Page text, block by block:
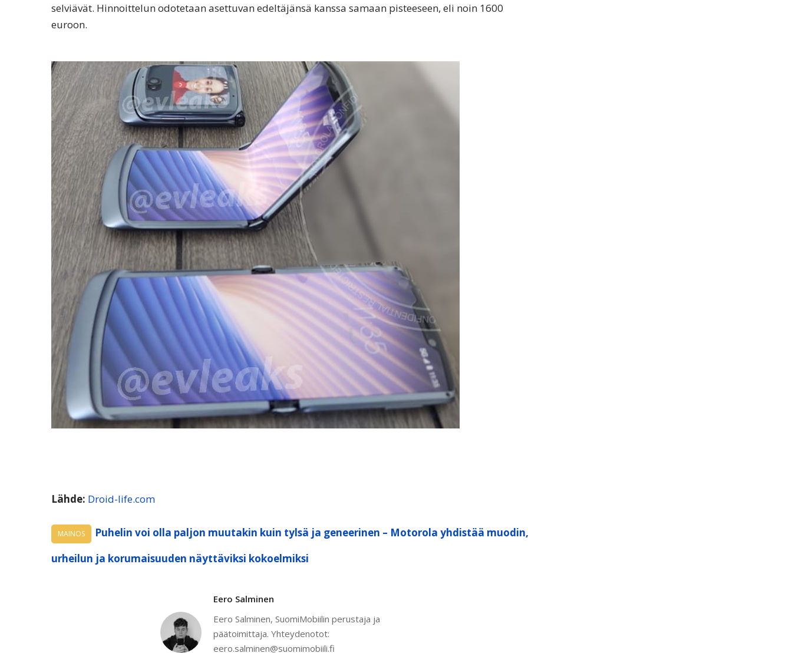
selviävät. Hinnoittelun odotetaan asettuvan edeltäjänsä kanssa samaan pisteeseen, eli noin 1600
euroon.
Lähde: Droid-life.com
MAINOS
Puhelin voi olla paljon muutakin kuin tylsä ja geneerinen – Motorola yhdistää muodin,
urheilun ja korumaisuuden näyttäviksi kokoelmiksi
Eero Salminen
Eero Salminen, SuomiMobiilin perustaja ja
päätoimittaja. Yhteydenotot:
eero.salminen@suomimobiili.fi